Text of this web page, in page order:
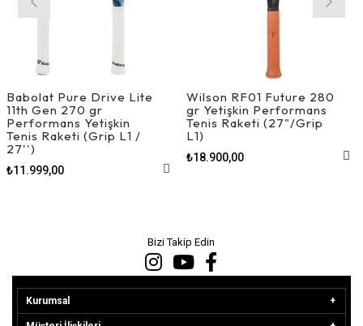
Babolat Pure Drive Lite
11th Gen 270 gr
Performans Yetişkin
Tenis Raketi (Grip L1 /
27'')
₺11.999,00
Wilson RF01 Future 280
gr Yetişkin Performans
Tenis Raketi (27"/Grip
L1)
₺18.900,00
Bizi Takip Edin
Kurumsal